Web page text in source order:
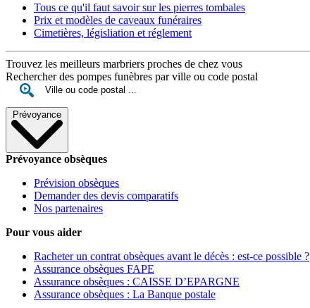
Tous ce qu'il faut savoir sur les pierres tombales
Prix et modèles de caveaux funéraires
Cimetières, législiation et réglement
Trouvez les meilleurs marbriers proches de chez vous
Rechercher des pompes funèbres par ville ou code postal
Prévoyance
Prévoyance obsèques
Prévision obsèques
Demander des devis comparatifs
Nos partenaires
Pour vous aider
Racheter un contrat obsèques avant le décès : est-ce possible ?
Assurance obsèques FAPE
Assurance obsèques : CAISSE D’EPARGNE
Assurance obsèques : La Banque postale